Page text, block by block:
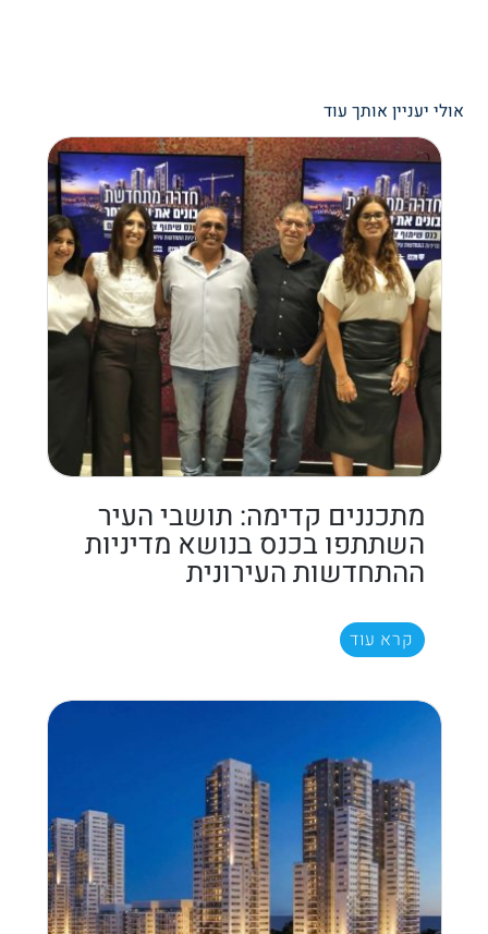
אולי יעניין אותך עוד
מתכננים קדימה: תושבי העיר
השתתפו בכנס בנושא מדיניות
ההתחדשות העירונית
קרא עוד